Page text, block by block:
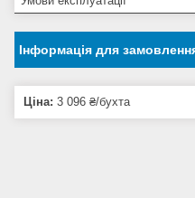
Інформація для
Ціна: 3 096 ₴/бухта